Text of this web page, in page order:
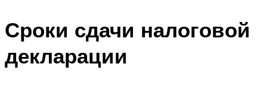
Сроки сдачи налоговой
декларации